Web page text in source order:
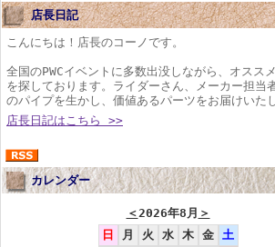
店長日記
こんにちは！店長のコーノです。
全国のPWCイベントに多数出没しながら、オスス
を探しております。ライダーさん、メーカー担当
のパイプを生かし、価値あるパーツをお届けいた
店長日記はこちら >>
カレンダー
＜2026年8月 ＞
日
月 火 水 木 金 土